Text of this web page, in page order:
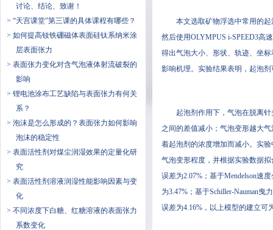
讨论、结论、致谢！
> “天宫课堂”第三课的具体课程有哪些？
> 如何提高钕铁硼磁体表面硅钛系纳米涂
层表面张力
> 表面张力变化对含气泡液体射流破裂的
影响
> ​锂电池涂布工艺缺陷与表面张力有何关
系？
> 泡沫是怎么形成的？表面张力如何影响
泡沫的稳定性
> 表面活性剂对煤尘润湿效果的定量化研
究
> 表面活性剂溶液润湿性能影响因素与变
化
> 不同浓度下白糖、红糖溶液的表面张力
系数变化
本文选取矿物浮选中常用的起
然后使用OLYMPUS i-SPEED3高速
得出气泡大小、形状、轨迹
影响机理。实验结果表明，起泡
起泡剂作用下，气泡在脱
之间的差值减小；气泡变形越大
着起泡剂的浓度增加而减小。
气泡变形程度，并根据实验数据
误差为2.07%；基于Mendelson速
为3.47%；基于Schiller-
误差为4.16%，以上模型的建立可